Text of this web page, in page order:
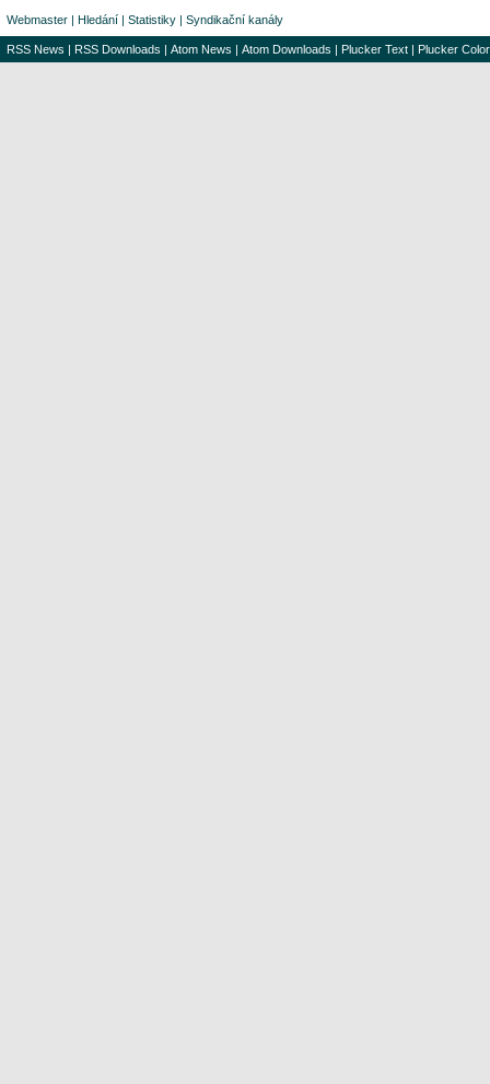
Webmaster | Hledání | Statistiky | Syndikační kanály
RSS News | RSS Downloads | Atom News | Atom Downloads | Plucker Text | Plucker Color